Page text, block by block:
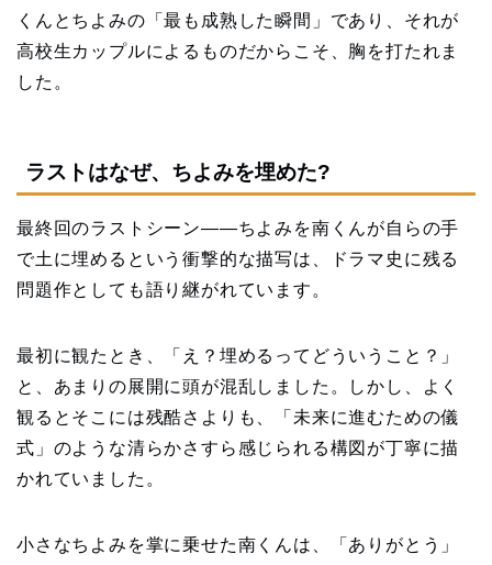
くんとちよみの「最も成熟した瞬間」であり、それが
高校生カップルによるものだからこそ、胸を打たれま
した。
ラストはなぜ、ちよみを埋めた?
最終回のラストシーン――ちよみを南くんが自らの手
で土に埋めるという衝撃的な描写は、ドラマ史に残る
問題作としても語り継がれています。
最初に観たとき、「え？埋めるってどういうこと？」
と、あまりの展開に頭が混乱しました。しかし、よく
観るとそこには残酷さよりも、「未来に進むための儀
式」のような清らかさすら感じられる構図が丁寧に描
かれていました。
小さなちよみを掌に乗せた南くんは、「ありがとう」